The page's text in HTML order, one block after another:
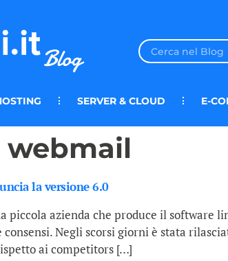
SERVER & CLOUD E-
webmail
la versione 6.0
piccola azienda che produce il software
consensi. Negli scorsi giorni è stata
ai competitors […]